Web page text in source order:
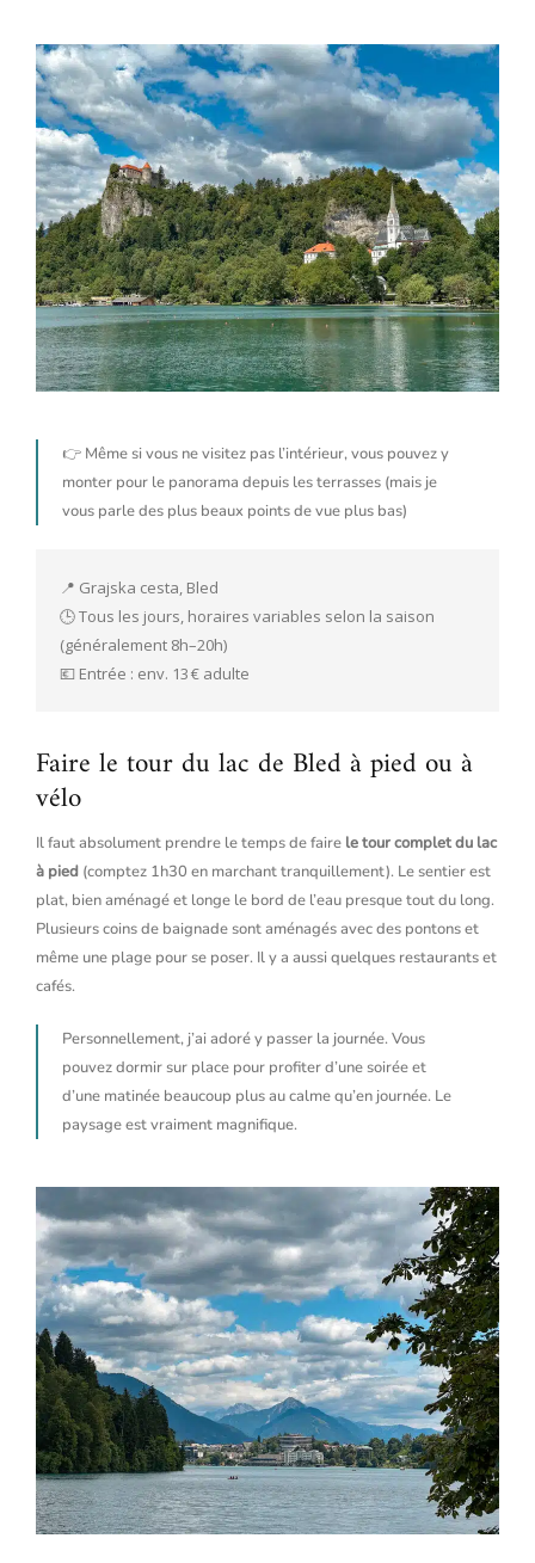
👉 Même si vous ne visitez pas l’intérieur, vous pouvez y
monter pour le panorama depuis les terrasses (mais je
vous parle des plus beaux points de vue plus bas)
📍 Grajska cesta, Bled
🕒 Tous les jours, horaires variables selon la saison
(généralement 8h–20h)
💶 Entrée : env. 13 € adulte
Faire le tour du lac de Bled à pied ou à
vélo
Il faut absolument prendre le temps de faire le tour complet du lac
à pied (comptez 1h30 en marchant tranquillement). Le sentier est
plat, bien aménagé et longe le bord de l’eau presque tout du long.
Plusieurs coins de baignade sont aménagés avec des pontons et
même une plage pour se poser. Il y a aussi quelques restaurants et
cafés.
Personnellement, j’ai adoré y passer la journée. Vous
pouvez dormir sur place pour profiter d’une soirée et
d’une matinée beaucoup plus au calme qu’en journée. Le
paysage est vraiment magnifique.